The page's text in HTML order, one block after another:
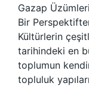
Gazap
Bir
Kültürlerin
tarihindeki en
toplumun
topluluk